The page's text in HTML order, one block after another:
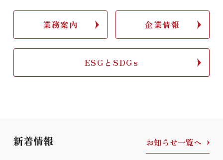
業務案内 企業情報
ESGとSDGs
新着情報 お知らせ一覧へ